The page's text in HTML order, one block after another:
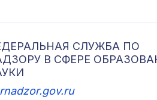
СЛУЖБА ПО
В СФЕРЕ